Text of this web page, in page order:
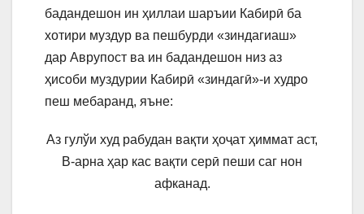
бадандешон ин ҳиллаи шаръии Кабирӣ ба
хотири муздур ва пешбурди «зиндагиаш»
дар Аврупост ва ин бадандешон низ аз
ҳисоби муздурии Кабирӣ «зиндагӣ»-и худро
пеш мебаранд, яъне:
Аз гулўи худ рабудан вақти ҳоҷат ҳиммат аст,
В-арна ҳар кас вақти серӣ пеши саг нон
афканад.